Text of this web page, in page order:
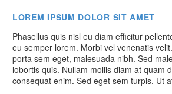
LOREM IPSUM DOLOR SIT AMET
Phasellus quis nisl eu diam efficitur
eu semper lorem. Morbi vel venenatis
porta sem eget, malesuada nibh. Sed
lobortis quis. Nullam mollis diam at quam
consequat enim. Sed eget sem turpis. Ut